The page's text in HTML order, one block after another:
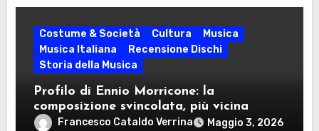
Costume & Società Cultura
Musica
Musica Italiana
Recensione Dischi
Storia della Musica
Profilo di Ennio Morricone: la
composizione svincolata, più vicina
idealmente al modulo jazzistico che al
Francesco Cataldo Verrina Maggio 3, 2026